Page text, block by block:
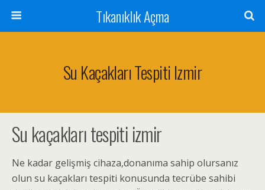
Tıkanıklık Açma
Su Kaçakları Tespiti Izmir
Su kaçakları tespiti izmir
Ne kadar gelişmiş cihaza,donanıma sahip olursanız
olun su kaçakları tespiti konusunda tecrübe sahibi